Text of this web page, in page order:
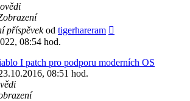
příspěvekod tigerhareram
08:54 hod.
I patch pro podporu moderních OS
08:51 hod.